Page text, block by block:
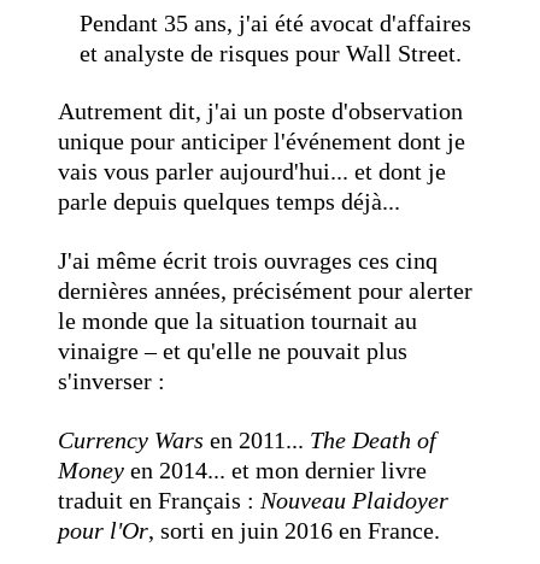
Pendant 35 ans, j'ai été avocat d'affaires
et analyste de risques pour Wall Street.
Autrement dit, j'ai un poste d'observation
unique pour anticiper l'événement dont je
vais vous parler aujourd'hui... et dont je
parle depuis quelques temps déjà...
J'ai même écrit trois ouvrages ces cinq
dernières années, précisément pour alerter
le monde que la situation tournait au
vinaigre – et qu'elle ne pouvait plus
s'inverser :
Currency Wars en 2011... The Death of
Money en 2014... et mon dernier livre
traduit en Français : Nouveau Plaidoyer
pour l'Or, sorti en juin 2016 en France.